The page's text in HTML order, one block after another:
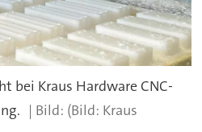
bei Kraus Hardware CNC-
(Bild: Kraus